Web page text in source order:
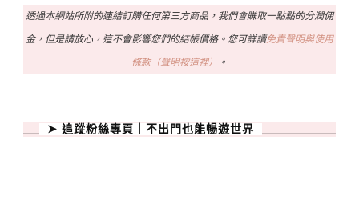
透過本網站所附的連結訂購任何第三方商品，我們會賺取一點點的分潤佣
金，但是請放心，這不會影響您們的結帳價格。您可詳讀免責聲明與使用
條款（聲明按這裡） 。
➤ 追蹤粉絲專頁｜不出門也能暢遊世界